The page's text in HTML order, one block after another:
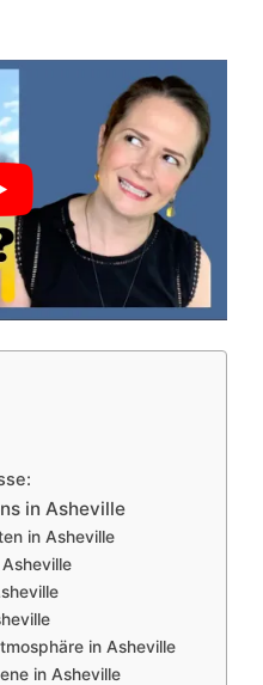
in Asheville
in Asheville
in Asheville
in Asheville